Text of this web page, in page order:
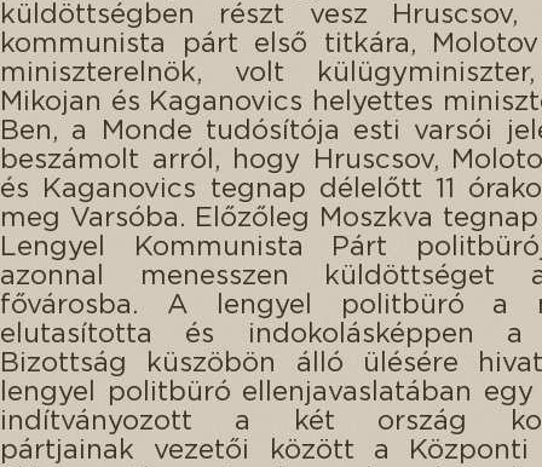
küldöttségben részt vesz Hruscsov,
kommunista párt első titkára,
miniszterelnök, volt
Mikojan és Kaganovics helyettes
Ben, a Monde tudósítója esti varsói
beszámolt arról, hogy Hruscsov,
és Kaganovics tegnap délelőtt 11
meg Varsóba. Előzőleg Moszkva
Lengyel Kommunista Párt
azonnal menesszen küldöttséget
fővárosba. A lengyel politbüró a
elutasította és indokolásképpen a
Bizottság küszöbön álló ülésére
lengyel politbüró ellenjavaslatában
indítványozott a két ország
pártjainak vezetői között a Központi